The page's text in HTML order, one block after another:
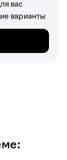
вас
варианты